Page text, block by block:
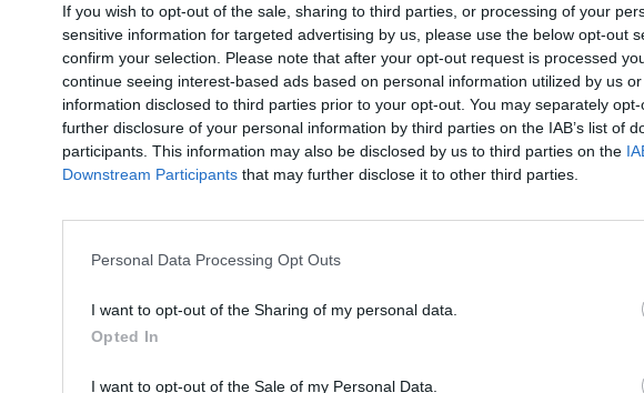
If you wish to opt-out of the sale, sharing to third parties, or processing of your
sensitive information for targeted advertising by us, please use the below opt-out
confirm your selection. Please note that after your opt-out request is processed
continue seeing interest-based ads based on personal information utilized by us
information disclosed to third parties prior to your opt-out. You may separately
further disclosure of your personal information by third parties on the IAB’s list of
participants. This information may also be disclosed by us to third parties on the
Downstream Participants that may further disclose it to other third parties.
Personal Data Processing Opt Outs
I want to opt-out of the Sharing of my personal data.
Opted In
I want to opt-out of the Sale of my Personal Data.
2Playbook 23 de enero de 2023
Guardar Me gusta
EA Sports estrecha lazos con la liga con el fichaje de uno de sus
responsable de patrocinios de fútbol para España y Portugal,